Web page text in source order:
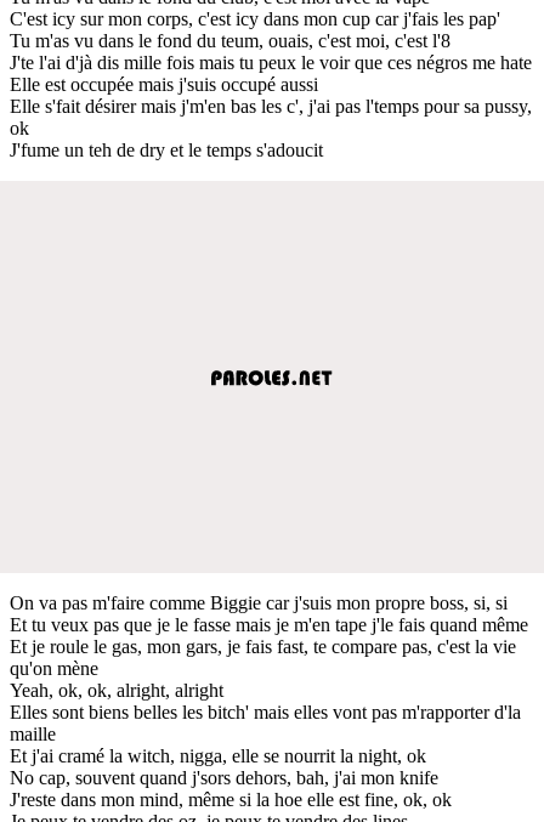
C'est icy sur mon corps, c'est icy dans mon cup car j'fais les pap'
Tu m'as vu dans le fond du teum, ouais, c'est moi, c'est l'8
J'te l'ai d'jà dis mille fois mais tu peux le voir que ces négros me hate
Elle est occupée mais j'suis occupé aussi
Elle s'fait désirer mais j'm'en bas les c', j'ai pas l'temps pour sa pussy,
ok
J'fume un teh de dry et le temps s'adoucit
On va pas m'faire comme Biggie car j'suis mon propre boss, si, si
Et tu veux pas que je le fasse mais je m'en tape j'le fais quand même
Et je roule le gas, mon gars, je fais fast, te compare pas, c'est la vie
qu'on mène
Yeah, ok, ok, alright, alright
Elles sont biens belles les bitch' mais elles vont pas m'rapporter d'la
maille
Et j'ai cramé la witch, nigga, elle se nourrit la night, ok
No cap, souvent quand j'sors dehors, bah, j'ai mon knife
J'reste dans mon mind, même si la hoe elle est fine, ok, ok